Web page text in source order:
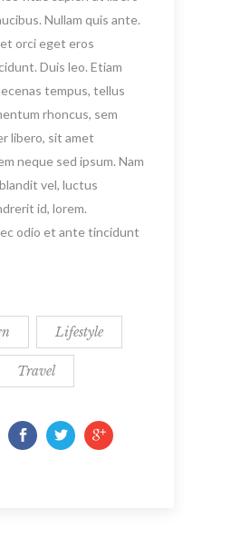
Nullam quis ante.
orci eget eros
Duis leo. Etiam
tempus, tellus
rhoncus, sem
libero, sit amet
neque sed ipsum. Nam
vel, luctus
id, lorem.
odio et ante tincidunt
Lifestyle
Travel